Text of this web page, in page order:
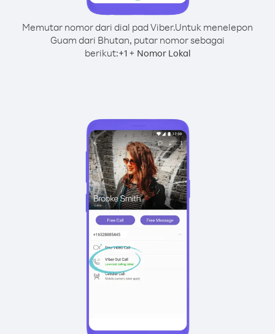
Memutar nomor dari dial pad Viber.Untuk menelepon
Guam dari Bhutan, putar nomor sebagai
berikut:+1+ Nomor Lokal